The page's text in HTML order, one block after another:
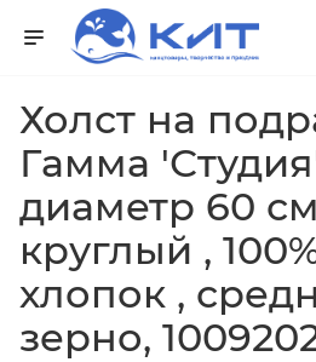
Холст на
Гамма
диаметр 60 см
круглый ,
хлопок ,
зерно,